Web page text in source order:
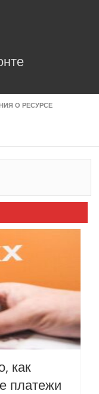
О РЕСУРСЕ
как
платежи